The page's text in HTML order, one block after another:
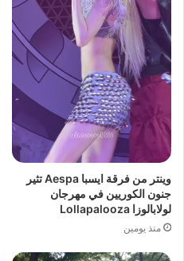
وينتر من فرقة ايسبا Aespa تثير
جنون الكوريين في مهرجان
لولابالوزا Lollapalooza
منذ يومين